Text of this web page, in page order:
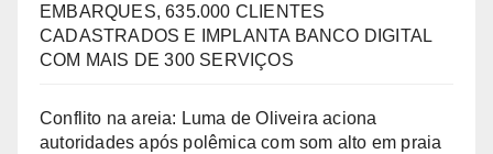
EMBARQUES, 635.000 CLIENTES
CADASTRADOS E IMPLANTA BANCO DIGITAL
COM MAIS DE 300 SERVIÇOS
Conflito na areia: Luma de Oliveira aciona
autoridades após polêmica com som alto em praia